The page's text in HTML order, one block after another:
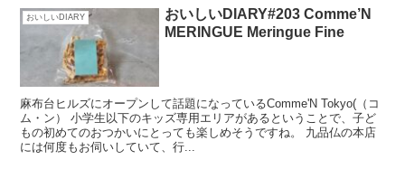
おいしいDIARY
おいしいDIARY#203 Comme’N
MERINGUE Meringue Fine
麻布台ヒルズにオープンして話題になっているComme'N Tokyo(（コ
ム・ン） 小学生以下のキッズ専用エリアがあるということで、子ど
もの初めてのおつかいにとっても楽しめそうですね。 九品仏の本店
には何度もお伺いしていて、行...